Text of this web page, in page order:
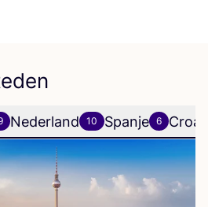
Nederland 10 Spanje 6